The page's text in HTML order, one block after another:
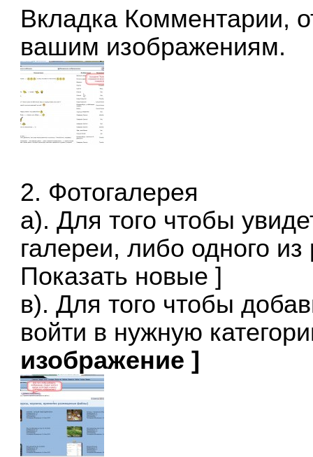
Вкладка Комментарии,
вашим изображениям.
2. Фотогалерея
а). Для того чтобы
галереи, либо одного
Показать новые ]
в). Для того чтобы
войти в нужную
изображение ]